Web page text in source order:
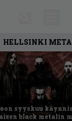
HELLSINKI
syyskuu
black metalin